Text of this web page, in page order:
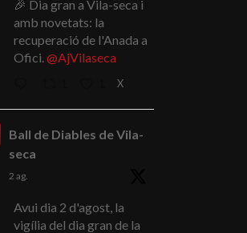
🎉 Dia gran a Vila-seca i
amb novetats: la
recuperació de l'Anada a
Ofici.@AjVilaseca
X
Ball de Diables de Vila-
seca
2 ag.
Avui dia 2 d'agost, la
vigília del dia gran de la